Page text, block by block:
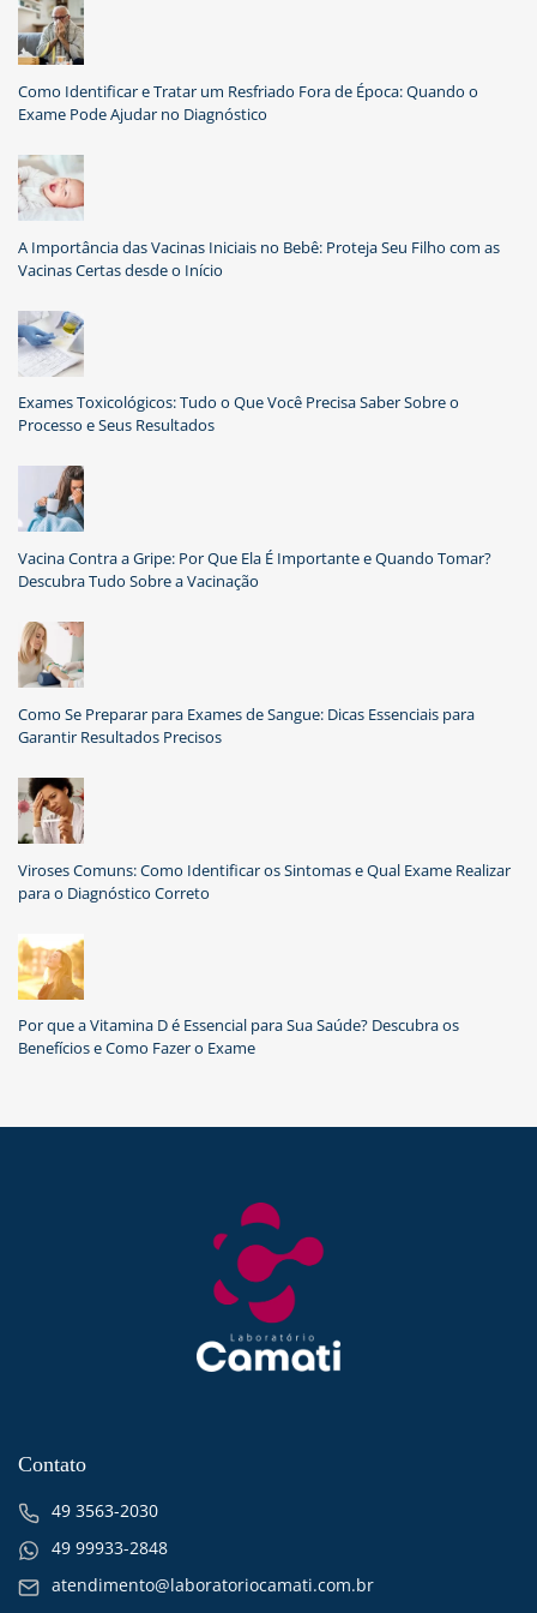
Como Identificar e Tratar um Resfriado Fora de Época: Quando o
Exame Pode Ajudar no Diagnóstico
A Importância das Vacinas Iniciais no Bebê: Proteja Seu Filho com as
Vacinas Certas desde o Início
Exames Toxicológicos: Tudo o Que Você Precisa Saber Sobre o
Processo e Seus Resultados
Vacina Contra a Gripe: Por Que Ela É Importante e Quando Tomar?
Descubra Tudo Sobre a Vacinação
Como Se Preparar para Exames de Sangue: Dicas Essenciais para
Garantir Resultados Precisos
Viroses Comuns: Como Identificar os Sintomas e Qual Exame Realizar
para o Diagnóstico Correto
Por que a Vitamina D é Essencial para Sua Saúde? Descubra os
Benefícios e Como Fazer o Exame
Contato
49 3563-2030
49 99933-2848
atendimento@laboratoriocamati.com.br